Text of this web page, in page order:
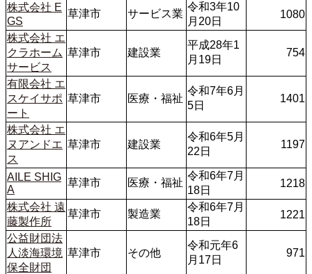
株式会社 E
GS
草津市 サービス業
令和3年10
月20日
1080
株式会社 エ
クラホーム
サービス
草津市 建設業
平成28年1
月19日
754
有限会社 エ
スケイサポ
ート
草津市 医療・福祉
令和7年6月
5日
1401
株式会社 エ
ヌアンドエ
ス
草津市 建設業
令和6年5月
22日
1197
AILE SHIG
A
草津市 医療・福祉
令和6年7月
18日
1218
株式会社 遠
藤製作所
草津市 製造業
令和6年7月
18日
1221
公益財団法
人淡海環境
保全財団
草津市 その他
令和元年6
月17日
971